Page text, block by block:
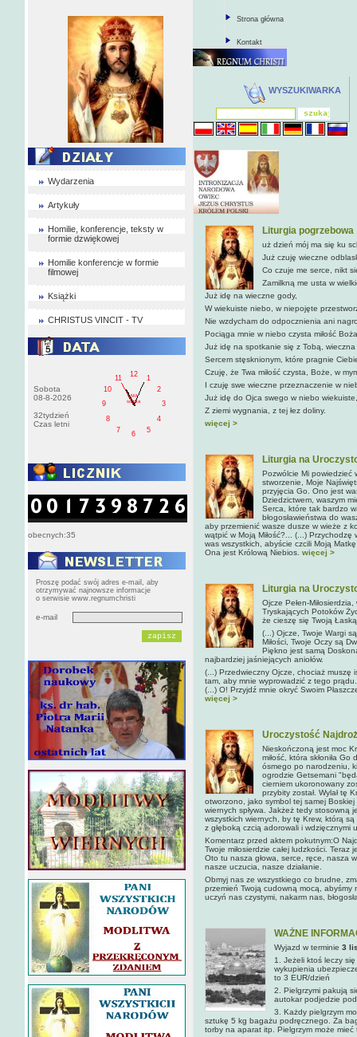
Wydarzenia
Artykuły
Homilie, konferencje, teksty w
formie dzwiękowej
Homilie konferencje w formie
filmowej
Książki
CHRISTUS VINCIT - TV
Sobota
08-8-2026
32tydzień
Czas letni
1
2
3
4
5
6
7
8
9
10
11
12
AM
sobota
obecnych:35
Proszę podać swój adres e-mail, aby
otrzymywać najnowsze informacje
o serwisie www.regnumchristi
e-mail
Strona główna
Kontakt
WYSZUKIWARKA
Liturgia pogrzebowa
uż dzień mój ma się ku
Już czuję wieczne
Co czuje me serce, nikt
Zamilkną me usta w
Już idę na wieczne gody,
W wiekuiste niebo, w niepojęte
Nie wzdycham do odpocznienia ani
Pociąga mnie w niebo czysta miłość
Już idę na spotkanie się z Tobą, wieczna
Sercem stęsknionym, które pragnie
Czuję, że Twa miłość czysta, Boże, w
I czuję swe wieczne przeznaczenie w
Już idę do Ojca swego w niebo wiekuiste,
Z ziemi wygnania, z tej łez doliny.
więcej >
Liturgia na
Pozwólcie Mi powiedzieć
stworzenie, Moje
przyjęcia Go. Ono jest
Dziedzictwem, waszym
Serca, które tak bardzo
błogosławieństwa do
aby przemienić wasze dusze w wieże z
wątpić w Moją Miłość?... (...)
was wszystkich, abyście czcili Moją
Ona jest Królową Niebios. więcej >
Liturgia na
Ojcze Pełen-
Tryskających Potoków
że cieszę się Twoją
(...) Ojcze, Twoje Wargi
Miłości, Twoje Oczy są
Piękno jest samą
najbardziej jaśniejących aniołów.
(...) Przedwieczny Ojcze, chociaż muszę
tam, aby mnie wyprowadzić z tego prądu.
(...) O! Przyjdź mnie okryć Swoim
więcej >
Uroczystość
Nieskończoną jest moc
miłość, która skłoniła
ósmego po narodzeniu,
ogrodzie Getsemani
cierniem ukoronowany
przybity został. Wylał tę
otworzono, jako symbol tej samej
wiernych spływa. Jakżeż tedy stosowną
wszystkich wiernych, by tę Krew, którą
z głęboką czcią adorowali i wdzięcznymi
Komentarz przed aktem pokutnym:O
Twoje miłosierdzie całej ludzkości.
Oto tu nasza głowa, serce, ręce, nasza
nasze uczucia, nasze działanie.
Obmyj nas ze wszystkiego co brudne,
przemień Twoją cudowną mocą,
uczyń nas czystymi, nakarm nas,
WAŻNE
Wyjazd w terminie 3
1. Jeżeli ktoś leczy
wykupienia
to 3 EUR/dzień
2. Pielgrzymi pakują
autokar podjedzie
3. Każdy pielgrzym
sztukę 5 kg bagażu podręcznego. Za
torby na aparat itp. Pielgrzym może